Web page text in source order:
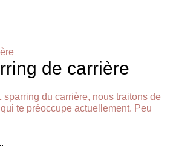
de carrière
sparring du carrière, nous traitons de
te préoccupe actuellement. Peu